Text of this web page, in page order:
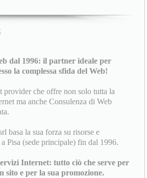
dal 1996: il partner ideale per
la complessa sfida del Web!
provider che offre non solo tutta la
ma anche Consulenza di Web
basa la sua forza su risorse e
Pisa (sede principale) fin dal 1996.
Internet: tutto ciò che serve per
sito e per la sua promozione.